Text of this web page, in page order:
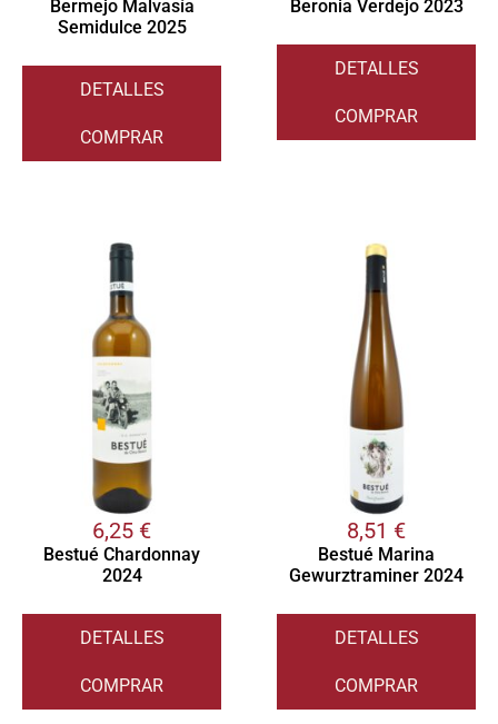
Bermejo Malvasía
Semidulce 2025
DETALLES
COMPRAR
Beronia Verdejo 2023
DETALLES
COMPRAR
6,25 €
Bestué Chardonnay
2024
DETALLES
COMPRAR
8,51 €
Bestué Marina
Gewurztraminer 2024
DETALLES
COMPRAR